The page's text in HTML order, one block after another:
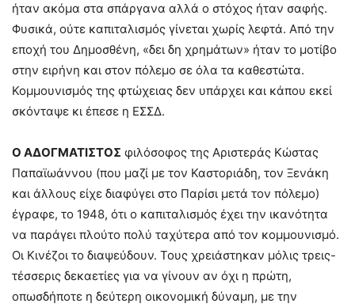
ήταν ακόμα στα σπάργανα αλλά ο στόχος ήταν σαφής.
Φυσικά, ούτε καπιταλισμός γίνεται χωρίς λεφτά. Από την
εποχή του Δημοσθένη, «δει δη χρημάτων» ήταν το μοτίβο
στην ειρήνη και στον πόλεμο σε όλα τα καθεστώτα.
Κομμουνισμός της φτώχειας δεν υπάρχει και κάπου εκεί
σκόνταψε κι έπεσε η ΕΣΣΔ.
Ο ΑΔΟΓΜΑΤΙΣΤΟΣ φιλόσοφος της Αριστεράς Κώστας
Παπαϊωάννου (που μαζί με τον Καστοριάδη, τον Ξενάκη
και άλλους είχε διαφύγει στο Παρίσι μετά τον πόλεμο)
έγραφε, το 1948, ότι ο καπιταλισμός έχει την ικανότητα
να παράγει πλούτο πολύ ταχύτερα από τον κομμουνισμό.
Οι Κινέζοι το διαψεύδουν. Τους χρειάστηκαν μόλις τρεις-
τέσσερις δεκαετίες για να γίνουν αν όχι η πρώτη,
οπωσδήποτε η δεύτερη οικονομική δύναμη, με την